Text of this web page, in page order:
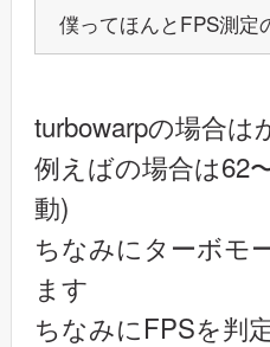
僕ってほんとFPS測定
turbowarpの場合
例えばの場合は62
動)
ちなみにターボモ
ます
ちなみにFPSを判